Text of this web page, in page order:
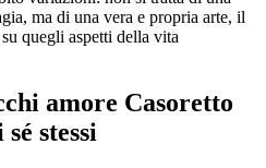
ma di una vera e propria arte, il
quegli aspetti della vita
amore Casoretto
stessi